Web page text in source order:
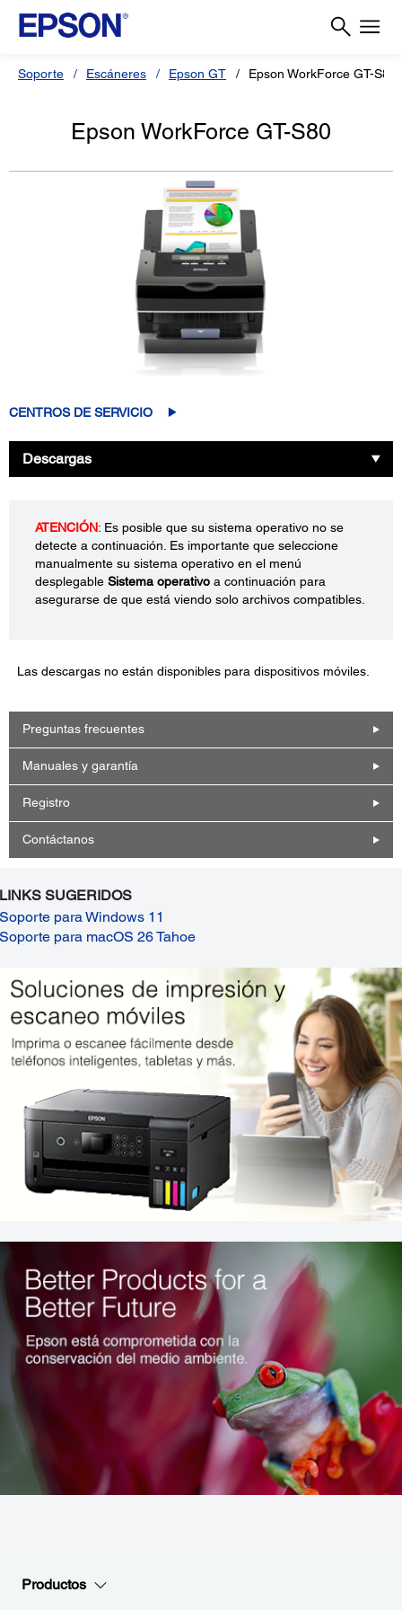
Soporte Escáneres Epson GT Epson WorkForce GT-S80
Epson WorkForce GT-S80
CENTROS DE SERVICIO
Descargas
ATENCIÓN: Es posible que su sistema operativo no se
detecte a continuación. Es importante que seleccione
manualmente su sistema operativo en el menú
desplegable Sistema operativo a continuación para
asegurarse de que está viendo solo archivos compatibles.
Las descargas no están disponibles para dispositivos móviles.
Preguntas frecuentes
Manuales y garantía
Registro
Contáctanos
LINKS SUGERIDOS
Soporte para Windows 11
Soporte para macOS 26 Tahoe
Productos